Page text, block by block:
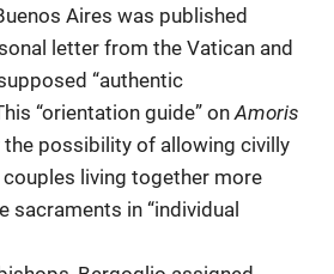
Aires was published
letter from the Vatican and
“authentic
“orientation guide” onAmoris
possibility of allowing civilly
living together more
sacraments in “individual